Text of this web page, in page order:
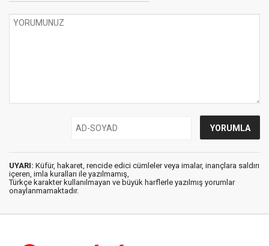
UYARI: Küfür, hakaret, rencide edici cümleler veya imalar, inançlara saldırı
içeren, imla kuralları ile yazılmamış,
Türkçe karakter kullanılmayan ve büyük harflerle yazılmış yorumlar
onaylanmamaktadır.